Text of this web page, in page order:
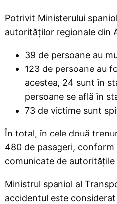
Potrivit Ministerului
autorităților regionale din
39 de persoane au
123 de persoane au
acestea, 24 sunt în
persoane se află în
73 de victime sunt
În total, în cele două
480 de pasageri,
comunicate de autoritățile
Ministrul spaniol al
accidentul este